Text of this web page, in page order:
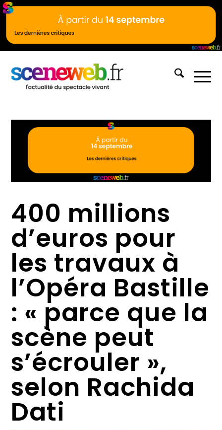
400 millions
d’euros pour
les travaux à
l’Opéra Bastille
: « parce que la
scène peut
s’écrouler »,
selon Rachida
Dati